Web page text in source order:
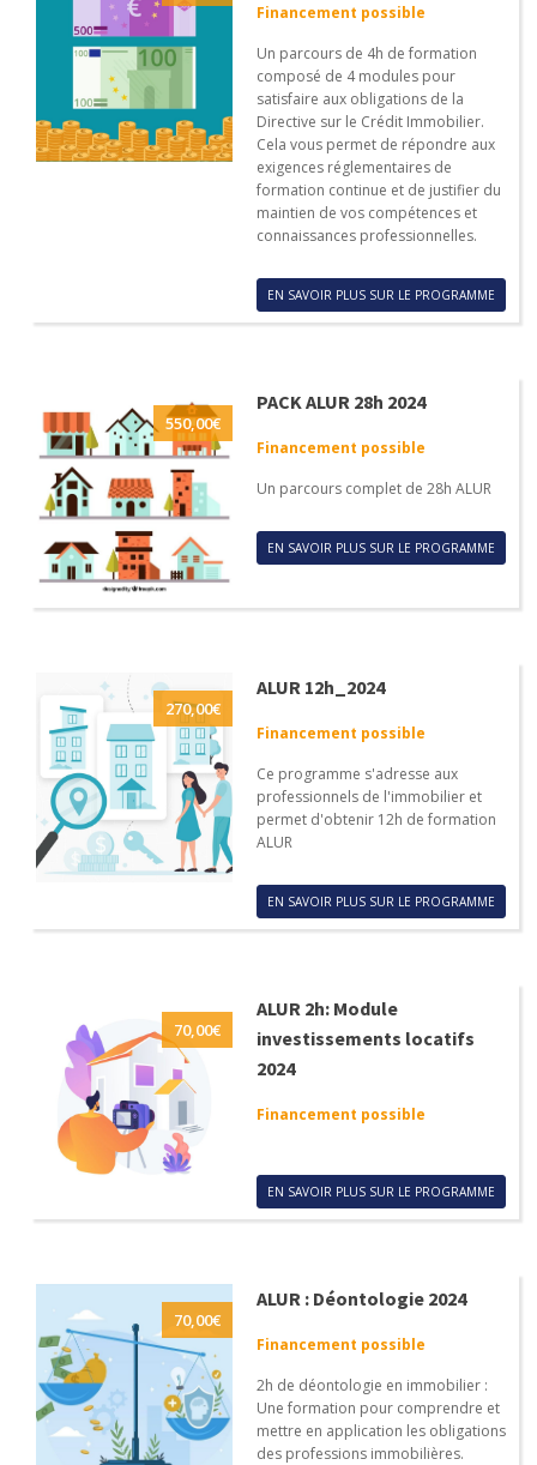
Financement possible
Un parcours de 4h de formation
composé de 4 modules pour
satisfaire aux obligations de la
Directive sur le Crédit Immobilier.
Cela vous permet de répondre aux
exigences réglementaires de
formation continue et de justifier du
maintien de vos compétences et
connaissances professionnelles.
EN SAVOIR PLUS SUR LE PROGRAMME
550,00€
PACK ALUR 28h 2024
Financement possible
Un parcours complet de 28h ALUR
EN SAVOIR PLUS SUR LE PROGRAMME
270,00€
ALUR 12h_2024
Financement possible
Ce programme s'adresse aux
professionnels de l'immobilier et
permet d'obtenir 12h de formation
ALUR
EN SAVOIR PLUS SUR LE PROGRAMME
70,00€
ALUR 2h: Module
investissements locatifs
2024
Financement possible
EN SAVOIR PLUS SUR LE PROGRAMME
70,00€
ALUR : Déontologie 2024
Financement possible
2h de déontologie en immobilier :
Une formation pour comprendre et
mettre en application les obligations
des professions immobilières.